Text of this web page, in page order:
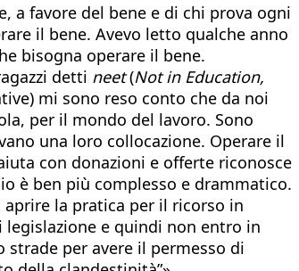
a favore del bene e di chi prova ogni
il bene. Avevo letto qualche anno
bisogna operare il bene.
detti neet(Not in Education,
mi sono reso conto che da noi
per il mondo del lavoro. Sono
una loro collocazione. Operare il
con donazioni e offerte riconosce
è ben più complesso e drammatico.
la pratica per il ricorso in
e quindi non entro in
strade per avere il permesso di